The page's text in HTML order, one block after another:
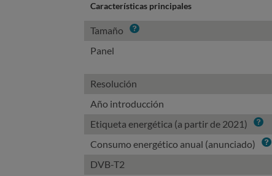
Características principales
Tamaño Info
Panel
Resolución
Año introducción
Etiqueta energética (a partir de 2021) Info
Consumo energético anual (anunciado) Info
DVB-T2